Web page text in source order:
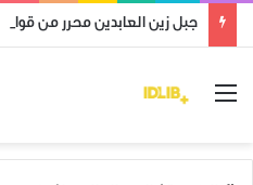
جبل زين العابدين محرر من قوات
القائمة